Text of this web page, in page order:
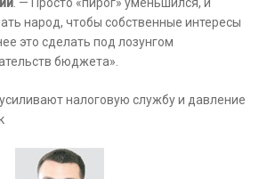
. — Просто «пирог» уменьшился, и
народ, чтобы собственные интересы
это сделать под лозунгом
бюджета».
налоговую службу и давление